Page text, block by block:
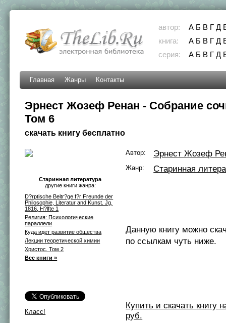
автор: А Б В Г Д
книга:
А Б В Г Д
серия:
А Б В Г Д
Главная Жанры Контакты
Эрнест Жозеф Ренан - Собрание
Том 6
скачать книгу бесплатно
Старинная литература
другие книги жанра:
D?rptische Beitr?ge f?r Freunde der
Philosophie, Literatur and Kunst. Jg.
1816, H?lfte 1
Религия: Психологические
параллели
Куда идет развитие общества
Лекции теоретической химии
Христос. Том 2
Все книги »
Класс!
Автор: Эрнест Жозеф
Жанр: Старинная
Данную книгу можно
по ссылкам чуть ниже.
Купить и скачать книгу
руб.